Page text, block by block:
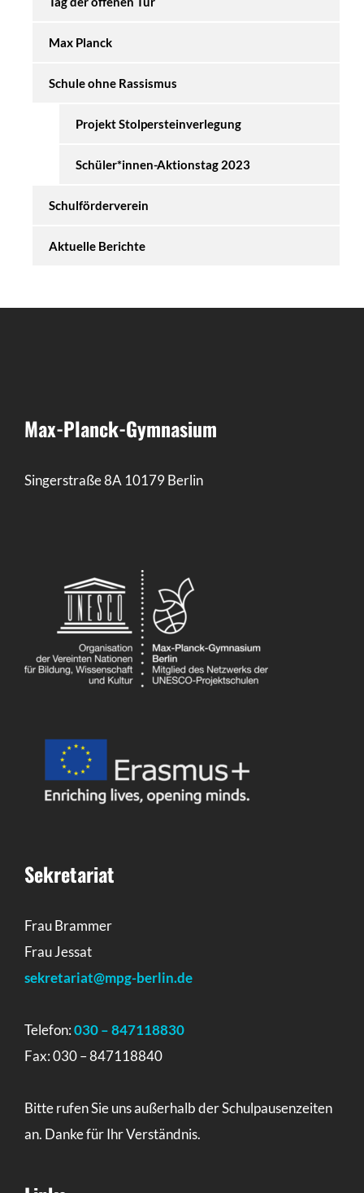
Max Planck
Schule ohne Rassismus
Projekt Stolpersteinverlegung
Schüler*innen-Aktionstag 2023
Schulförderverein
Aktuelle Berichte
Max-Planck-Gymnasium
Singerstraße 8A 10179 Berlin
Sekretariat
Frau Brammer
Frau Jessat
sekretariat@mpg-berlin.de
Telefon:030 – 847118830
Fax: 030 – 847118840
Bitte rufen Sie uns außerhalb der Schulpausenzeiten
an. Danke für Ihr Verständnis.